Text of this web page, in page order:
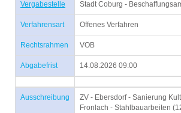
Vergabestelle Stadt Coburg -
Verfahrensart Offenes Verfahren
Rechtsrahmen VOB
Abgabefrist 14.08.2026 09:00
Ausschreibung
ZV - Ebersdorf - Sanierung
Fronlach - Stahlbauarbeiten